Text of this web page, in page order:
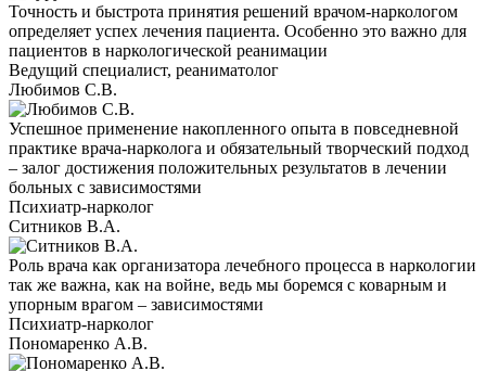
Точность и быстрота принятия решений врачом-наркологом
определяет успех лечения пациента. Особенно это важно для
пациентов в наркологической реанимации
Ведущий специалист, реаниматолог
Любимов С.В.
Успешное применение накопленного опыта в повседневной
практике врача-нарколога и обязательный творческий подход
– залог достижения положительных результатов в лечении
больных с зависимостями
Психиатр-нарколог
Ситников В.А.
Роль врача как организатора лечебного процесса в наркологии
так же важна, как на войне, ведь мы боремся с коварным и
упорным врагом – зависимостями
Психиатр-нарколог
Пономаренко А.В.